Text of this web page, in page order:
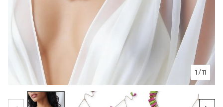
1 / 11